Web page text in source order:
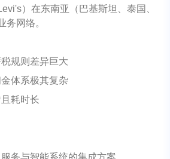
）在东南亚（巴基斯坦、泰国、
务网络。
规则差异巨大
体系极其复杂
耗时长
务与智能系统的集成方案